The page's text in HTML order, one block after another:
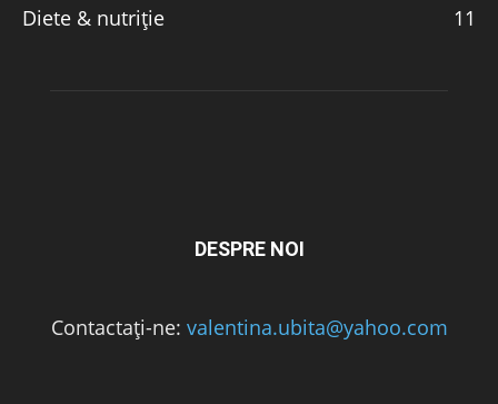
Diete & nutriție
11
DESPRE NOI
Contactați-ne: valentina.ubita@yahoo.com